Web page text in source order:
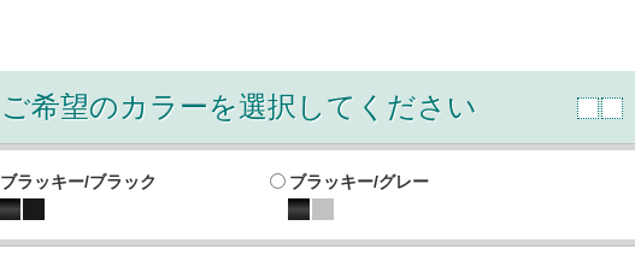
ご希望のカラーを選択してください
ブラッキー/ブラック ブラッキー/グレー